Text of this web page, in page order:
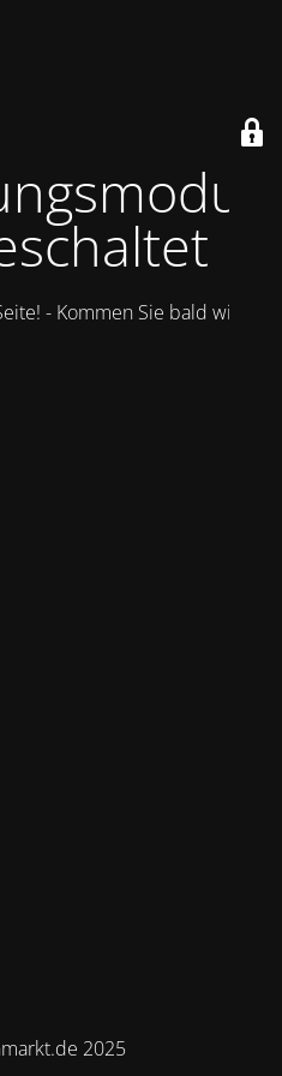
- Kommen Sie bald wieder.
2025